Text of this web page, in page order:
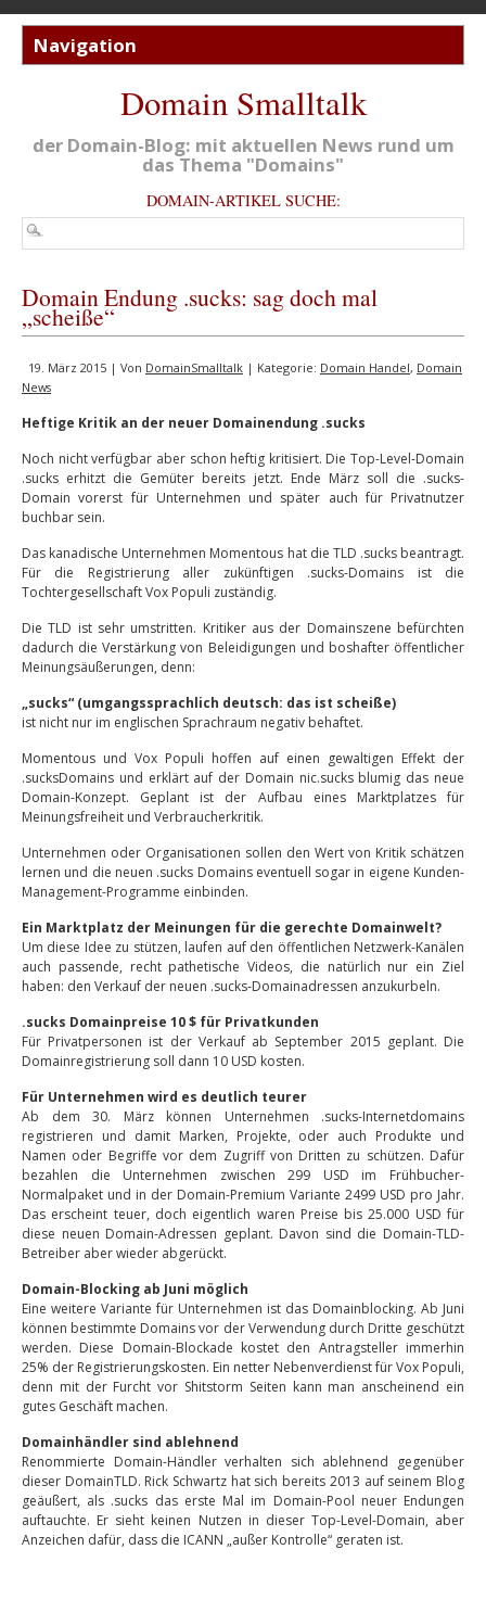
Domain Smalltalk
der Domain-Blog: mit aktuellen News rund um
das Thema "Domains"
DOMAIN-ARTIKEL SUCHE:
Domain Endung .sucks: sag doch mal
„scheiße“
19. März 2015 | Von DomainSmalltalk | Kategorie: Domain Handel, Domain
News
Heftige Kritik an der neuer Domainendung .sucks
Noch nicht verfügbar aber schon heftig kritisiert. Die Top-Level-Domain
.sucks erhitzt die Gemüter bereits jetzt. Ende März soll die .sucks-
Domain vorerst für Unternehmen und später auch für Privatnutzer
buchbar sein.
Das kanadische Unternehmen Momentous hat die TLD .sucks beantragt.
Für die Registrierung aller zukünftigen .sucks-Domains ist die
Tochtergesellschaft Vox Populi zuständig.
Die TLD ist sehr umstritten. Kritiker aus der Domainszene befürchten
dadurch die Verstärkung von Beleidigungen und boshafter öffentlicher
Meinungsäußerungen, denn:
„sucks“ (umgangssprachlich deutsch: das ist scheiße)
ist nicht nur im englischen Sprachraum negativ behaftet.
Momentous und Vox Populi hoffen auf einen gewaltigen Effekt der
.sucksDomains und erklärt auf der Domain nic.sucks blumig das neue
Domain-Konzept. Geplant ist der Aufbau eines Marktplatzes für
Meinungsfreiheit und Verbraucherkritik.
Unternehmen oder Organisationen sollen den Wert von Kritik schätzen
lernen und die neuen .sucks Domains eventuell sogar in eigene Kunden-
Management-Programme einbinden.
Ein Marktplatz der Meinungen für die gerechte Domainwelt?
Um diese Idee zu stützen, laufen auf den öffentlichen Netzwerk-Kanälen
auch passende, recht pathetische Videos, die natürlich nur ein Ziel
haben: den Verkauf der neuen .sucks-Domainadressen anzukurbeln.
.sucks Domainpreise 10 $ für Privatkunden
Für Privatpersonen ist der Verkauf ab September 2015 geplant. Die
Domainregistrierung soll dann 10 USD kosten.
Für Unternehmen wird es deutlich teurer
Ab dem 30. März können Unternehmen .sucks-Internetdomains
registrieren und damit Marken, Projekte, oder auch Produkte und
Namen oder Begriffe vor dem Zugriff von Dritten zu schützen. Dafür
bezahlen die Unternehmen zwischen 299 USD im Frühbucher-
Normalpaket und in der Domain-Premium Variante 2499 USD pro Jahr.
Das erscheint teuer, doch eigentlich waren Preise bis 25.000 USD für
diese neuen Domain-Adressen geplant. Davon sind die Domain-TLD-
Betreiber aber wieder abgerückt.
Domain-Blocking ab Juni möglich
Eine weitere Variante für Unternehmen ist das Domainblocking. Ab Juni
können bestimmte Domains vor der Verwendung durch Dritte geschützt
werden. Diese Domain-Blockade kostet den Antragsteller immerhin
25% der Registrierungskosten. Ein netter Nebenverdienst für Vox Populi,
denn mit der Furcht vor Shitstorm Seiten kann man anscheinend ein
gutes Geschäft machen.
Domainhändler sind ablehnend
Renommierte Domain-Händler verhalten sich ablehnend gegenüber
dieser DomainTLD. Rick Schwartz hat sich bereits 2013 auf seinem Blog
geäußert, als .sucks das erste Mal im Domain-Pool neuer Endungen
auftauchte. Er sieht keinen Nutzen in dieser Top-Level-Domain, aber
Anzeichen dafür, dass die ICANN „außer Kontrolle“ geraten ist.